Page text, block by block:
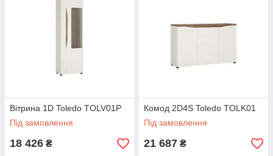
Вітрина 1D Toledo TOLV01P
Під замовлення
18 426 ₴
Комод 2D4S Toledo TOLK01
Під замовлення
21 687 ₴